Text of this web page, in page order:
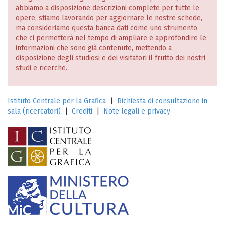
abbiamo a disposizione descrizioni complete per tutte le
opere, stiamo lavorando per aggiornare le nostre schede,
ma consideriamo questa banca dati come uno strumento
che ci permetterà nel tempo di ampliare e approfondire le
informazioni che sono già contenute, mettendo a
disposizione degli studiosi e dei visitatori il frutto dei nostri
studi e ricerche.
Istituto Centrale per la Grafica
Richiesta di consultazione in
sala (ricercatori)
Crediti Note legali e privacy